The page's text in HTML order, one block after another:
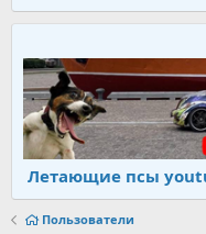
Летающие псы
Пользователи